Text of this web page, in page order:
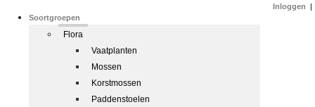
Soortgroepen
Flora
Vaatplanten
Mossen
Korstmossen
Paddenstoelen
Inloggen |